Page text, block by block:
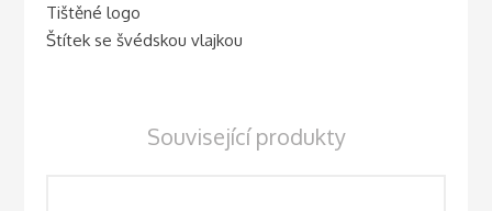
Tištěné logo
Štítek se švédskou vlajkou
Související produkty